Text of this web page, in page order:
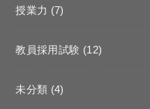
授業力 (7)
教員採用試験 (12)
未分類 (4)